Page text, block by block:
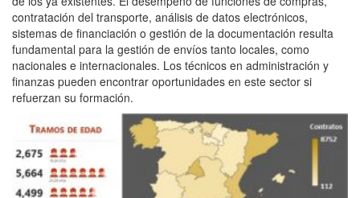
contratación del transporte, análisis de datos electrónicos,
sistemas de financiación o gestión de la documentación resulta
fundamental para la gestión de envíos tanto locales, como
nacionales e internacionales. Los técnicos en administración y
finanzas pueden encontrar oportunidades en este sector si
refuerzan su formación.